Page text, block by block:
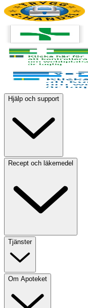
Hjälp och support
Recept och läkemedel
Tjänster
Om Apoteket